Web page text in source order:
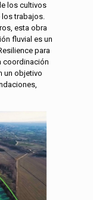
los cultivos
los trabajos.
esta obra
fluvial es un
para
coordinación
un objetivo